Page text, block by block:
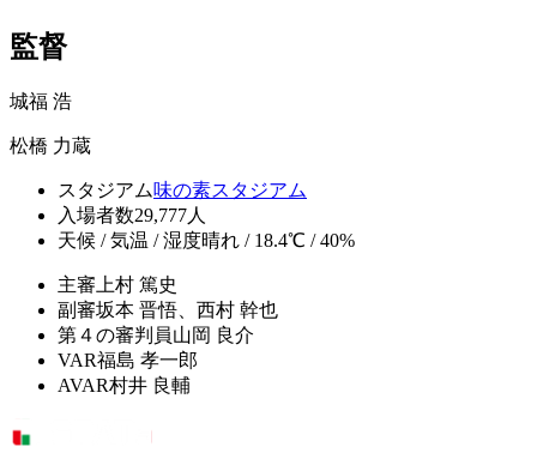
監督
城福 浩
松橋 力蔵
スタジアム味の素スタジアム
入場者数29,777人
天候 / 気温 / 湿度晴れ / 18.4℃ / 40%
主審 上村 篤史
副審坂本 晋悟、西村 幹也
第４の審判員山岡 良介
VAR福島 孝一郎
AVAR村井 良輔